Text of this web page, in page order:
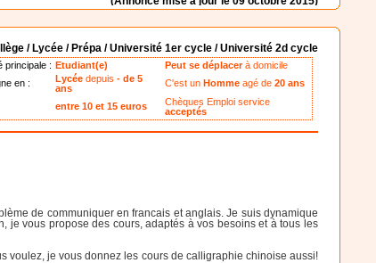
/ Lycée / Prépa / Université 1er cycle / Université 2d cycle
principale : Etudiant(e) Peut se déplacerà domicile
en :
Lycée depuis- de 5
ans
C'est unHomme agé de20 ans
entre 10 et 15 euros
Chèques Emploi service
acceptés
de communiquer en francais et anglais. Je suis dynamique
je vous propose des cours, adaptés à vos besoins et à tous les
voulez, je vous donnez les cours de calligraphie chinoise aussi!